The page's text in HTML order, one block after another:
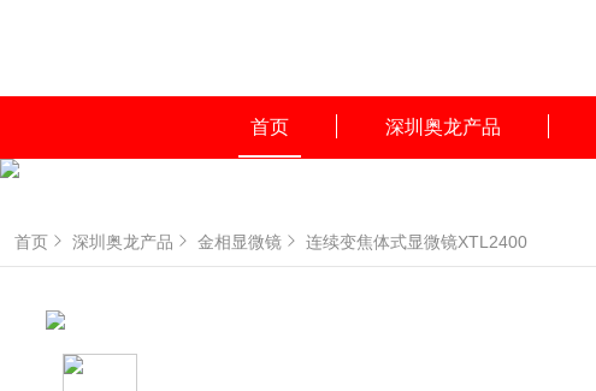
首页 深圳奥龙产品
首页 深圳奥龙产品 金相显微镜 连续变焦体式显微镜XTL2400